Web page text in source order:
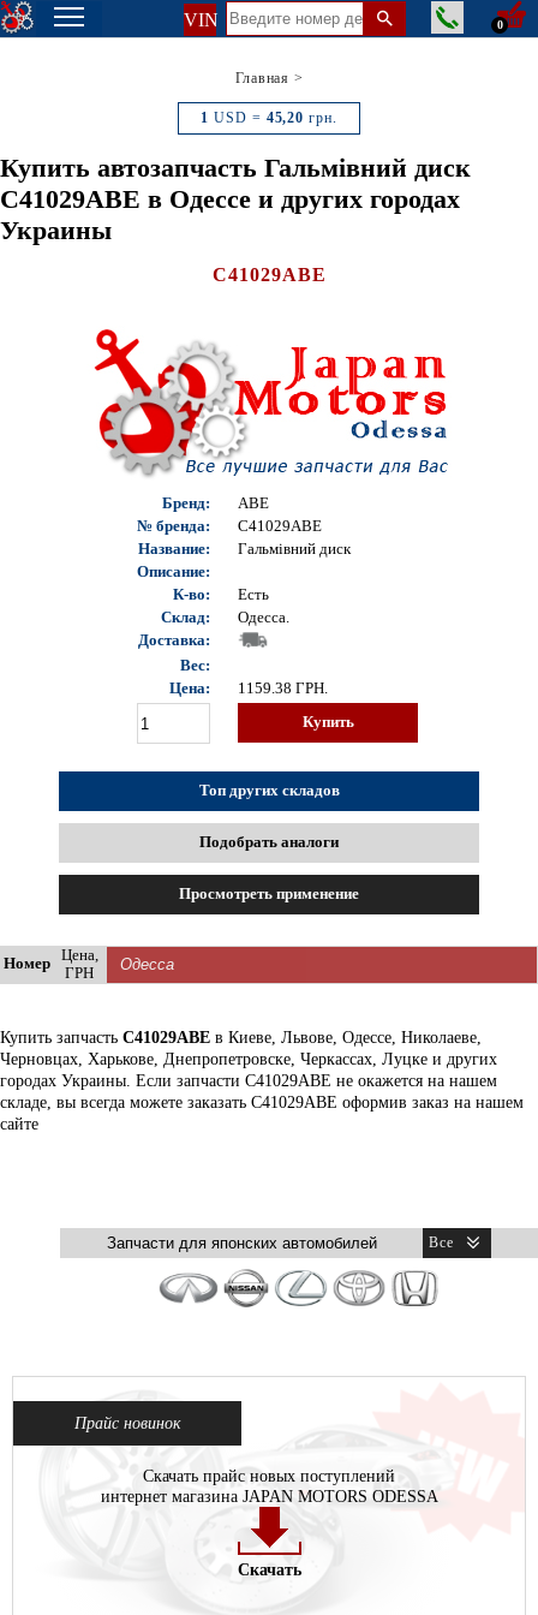
VIN 0
Главная >
1 USD = 45,20 грн.
Купить автозапчасть Гальмівний диск
C41029ABE в Одессе и других городах
Украины
C41029ABE
Бренд:
ABE
№ бренда:
C41029ABE
Название:
Гальмівний диск
Описание:
К-во:
Есть
Склад:
Одесса.
Доставка:
Вес:
Цена:
1159.38 ГРН.
Купить
Топ других складов
Подобрать аналоги
Просмотреть применение
Номер
Цена,
ГРН
Купить запчасть C41029ABE в Киеве, Львове, Одессе, Николаеве,
Черновцах, Харькове, Днепропетровске, Черкассах, Луцке и других
городах Украины. Если запчасти C41029ABE не окажется на нашем
складе, вы всегда можете заказать C41029ABE оформив заказ на нашем
сайте
Прайс новинок
Скачать прайс новых поступлений
интернет магазина JAPAN MOTORS ODESSA
Скачать